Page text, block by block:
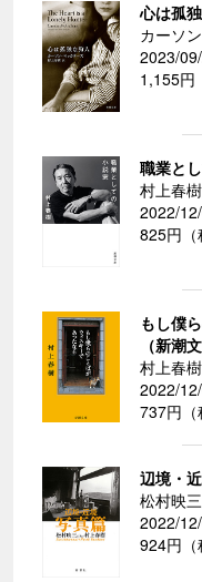
心は孤
カーソ
2023/
1,155円
職業と
村上春
2022/
825円（
もし僕
（新潮
村上春
2022/
737円（
辺境・
松村映
2022/
924円（